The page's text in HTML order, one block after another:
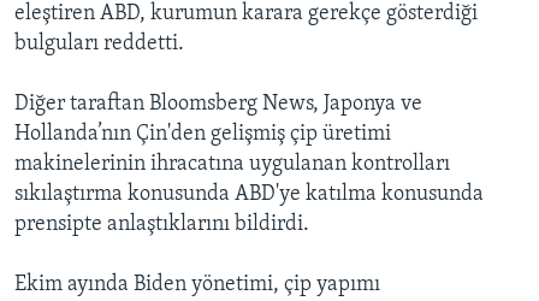
eleştiren ABD, kurumun karara gerekçe gösterdiği
bulguları reddetti.
Diğer taraftan Bloomsberg News, Japonya ve
Hollanda’nın Çin'den gelişmiş çip üretimi
makinelerinin ihracatına uygulanan kontrolları
sıkılaştırma konusunda ABD'ye katılma konusunda
prensipte anlaştıklarını bildirdi.
Ekim ayında Biden yönetimi, çip yapımı